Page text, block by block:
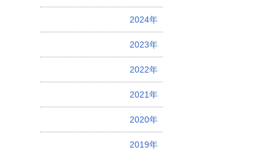
2024年
2023年
2022年
2021年
2020年
2019年